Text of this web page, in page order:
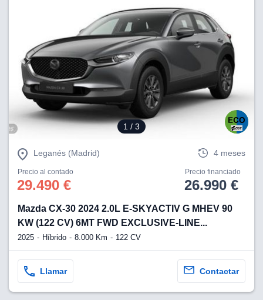
1 / 3
Leganés (Madrid) 4 meses
Precio al contado
29.490 €
Precio financiado
26.990 €
Mazda CX-30 2024 2.0L E-SKYACTIV G MHEV 90
KW (122 CV) 6MT FWD EXCLUSIVE-LINE...
2025 Híbrido 8.000 Km 122 CV
Llamar Contactar